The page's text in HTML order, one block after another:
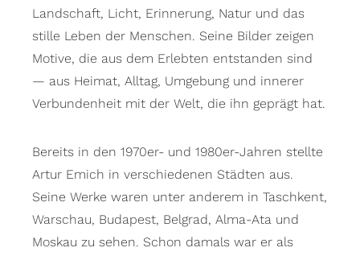
Landschaft, Licht, Erinnerung, Natur und das
stille Leben der Menschen. Seine Bilder zeigen
Motive, die aus dem Erlebten entstanden sind
— aus Heimat, Alltag, Umgebung und innerer
Verbundenheit mit der Welt, die ihn geprägt hat.
Bereits in den 1970er- und 1980er-Jahren stellte
Artur Emich in verschiedenen Städten aus.
Seine Werke waren unter anderem in Taschkent,
Warschau, Budapest, Belgrad, Alma-Ata und
Moskau zu sehen. Schon damals war er als